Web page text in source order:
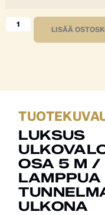
LISÄÄ
LUKSUS
OSA 5 M
ULKONA